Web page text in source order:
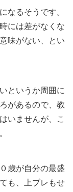
なるそうです。
には差がなくな
味がない、とい
というか周囲に
があるので、教
いませんが、こ
歳が自分の最盛
も、上ブレもせ